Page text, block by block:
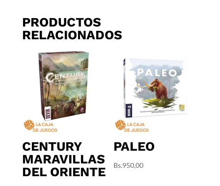
PRODUCTOS
RELACIONADOS
CENTURY
MARAVILLAS
DEL ORIENTE
PALEO
Bs.950,00